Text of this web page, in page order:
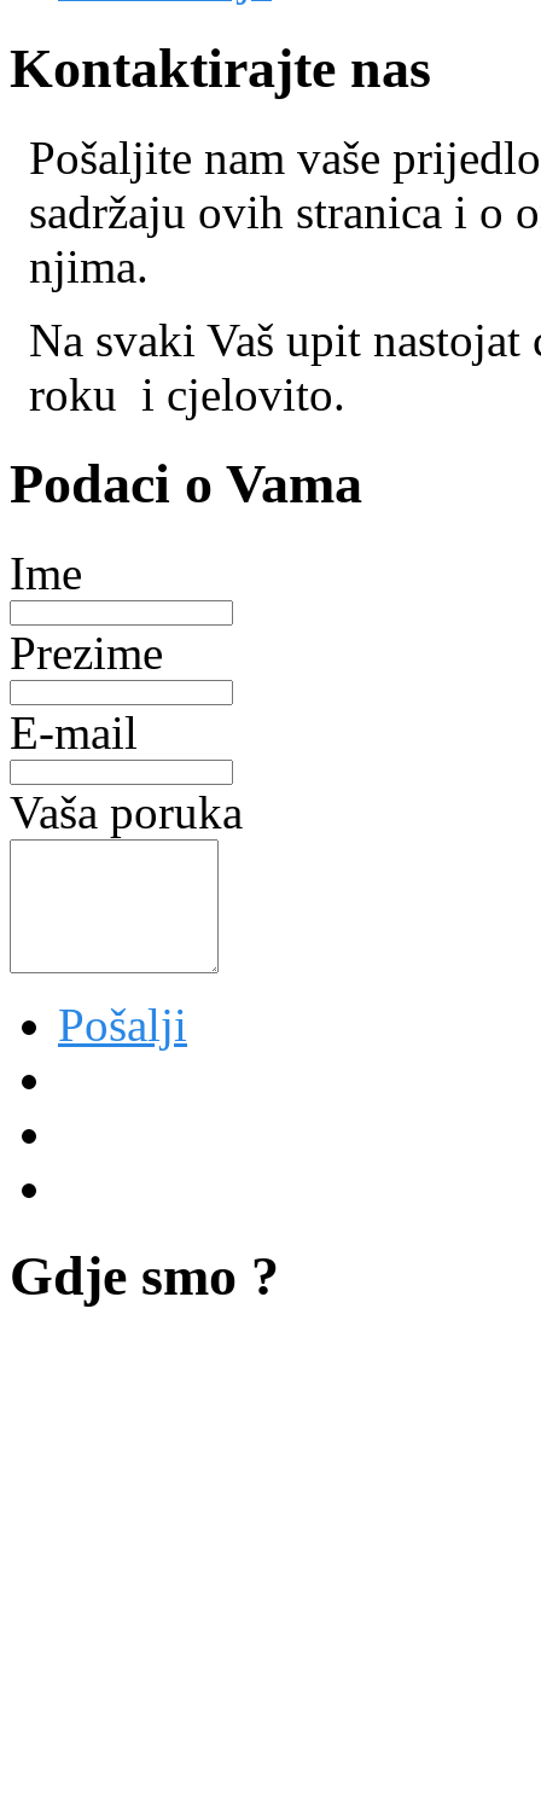
Kontaktirajte nas
Pošaljite nam vaše
sadržaju ovih stranica i o
njima.
Na svaki Vaš upit
roku i cjelovito.
Podaci o Vama
Ime
Prezime
E-mail
Vaša poruka
Pošalji
Gdje smo ?